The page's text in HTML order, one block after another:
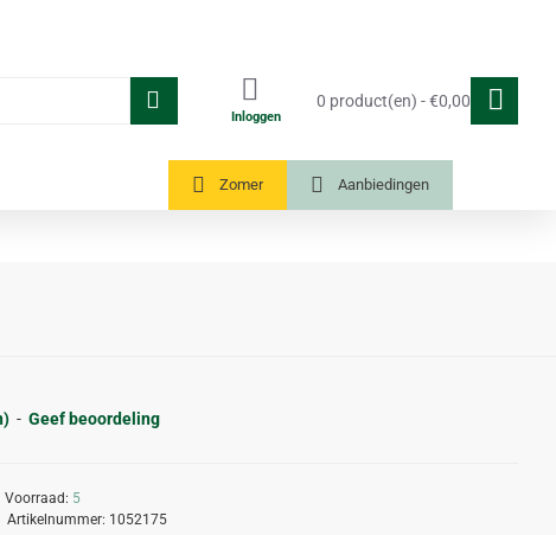
Inloggen
0 product(en) - €0,00
Zomer Aanbiedingen
- Geef beoordeling
Voorraad: 5
Artikelnummer: 1052175